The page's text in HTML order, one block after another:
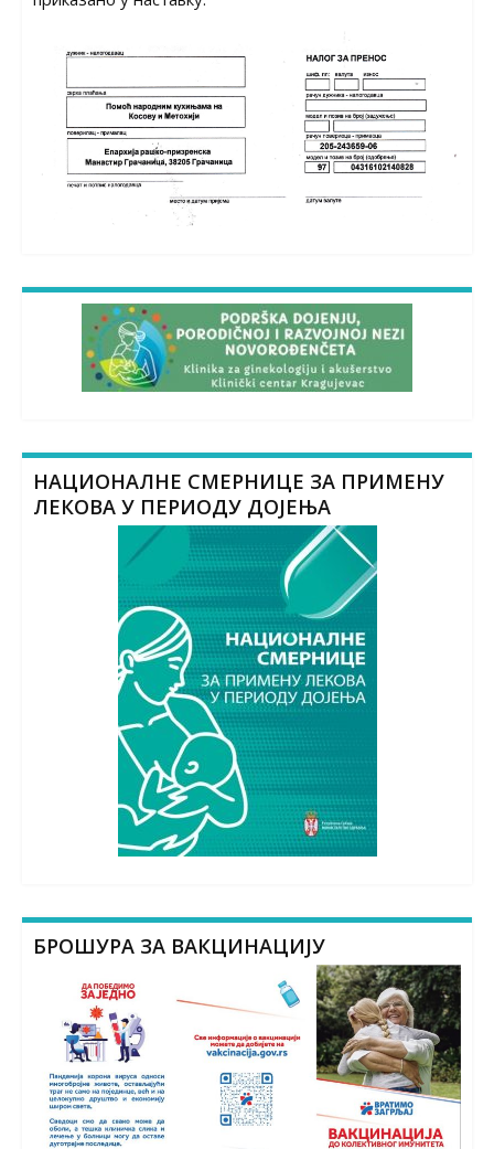
НАЦИОНАЛНЕ СМЕРНИЦЕ ЗА ПРИМЕНУ
ЛЕКОВА У ПЕРИОДУ ДОЈЕЊА
БРОШУРА ЗА ВАКЦИНАЦИЈУ